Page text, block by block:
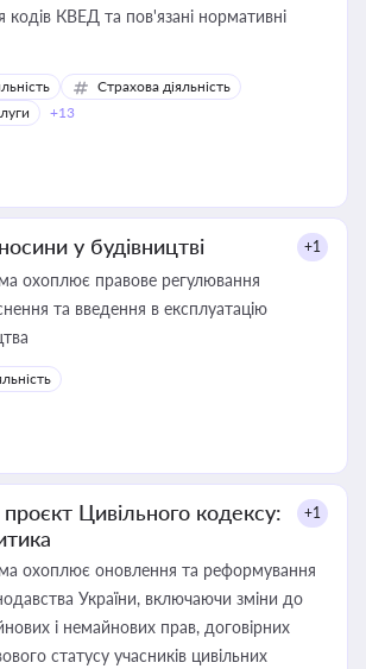
кодів КВЕД та пов'язані нормативні
Страхова діяльність
+13
у будівництві +1
охоплює правове регулювання
та введення в експлуатацію
Цивільного кодексу:
+1
охоплює оновлення та реформування
України, включаючи зміни до
і немайнових прав, договірних
статусу учасників цивільних